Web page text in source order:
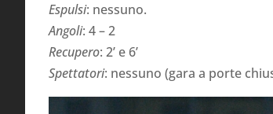
Espulsi: nessuno.
Angoli: 4 – 2
Recupero: 2’ e 6’
Spettatori: nessuno (gara a porte